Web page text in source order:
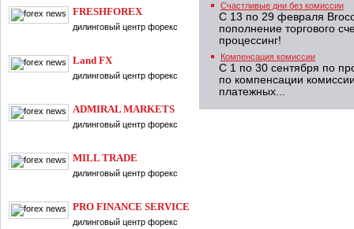
FRESHFOREX
дилинговый центр форекс
Land FX
дилинговый центр форекс
ADMIRAL MARKETS
дилинговый центр форекс
MILL TRADE
дилинговый центр форекс
PRO FINANCE SERVICE
дилинговый центр форекс
Счастливые дни без комиссии
С 13 по 29 февраля
пополнение торгового
процессинг!
Компенсация комиссии
С 1 по 30 сентября по
по компенсации
платежных...